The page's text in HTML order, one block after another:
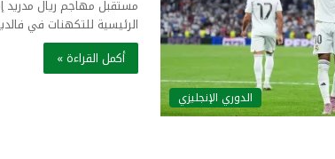
الدوري الإنجليزي
مستقبل مهاجم ريال مدريد
الرئيسية للتكهنات في
أكمل القراءة »